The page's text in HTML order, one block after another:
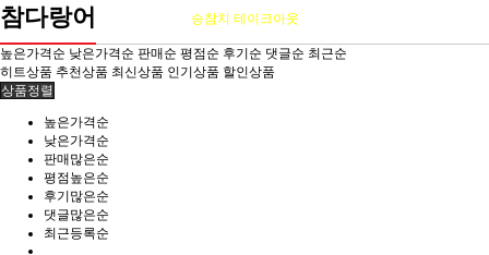
승참치 테이크아웃
참다랑어
높은가격순 낮은가격순 판매순 평점순 후기순 댓글순 최근순
히트상품 추천상품 최신상품 인기상품 할인상품
상품정렬
높은가격순
낮은가격순
판매많은순
평점높은순
후기많은순
댓글많은순
최근등록순